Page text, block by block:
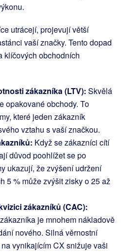
utrácejí, projevují větší
vaší značky. Tento dopad
klíčových obchodních
zákazníka (LTV): Skvělá
opakované obchody. To
které jeden zákazník
vztahu s vaší značkou.
Když se zákazníci cítí
důvod poohlížet se po
ukazují, že zvýšení udržení
5 % může zvýšit zisky o 25 až
zákazníků (CAC):
je mnohem nákladově
nového. Silná věrnostní
vynikajícím CX snižuje vaši